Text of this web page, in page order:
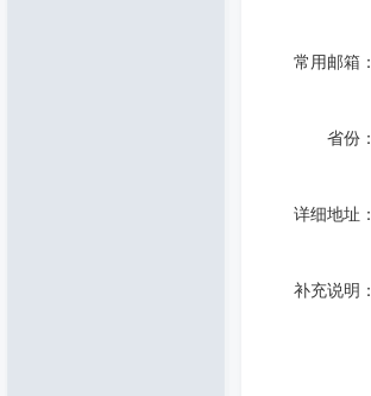
常用邮箱：
省份：
详细地址：
补充说明：